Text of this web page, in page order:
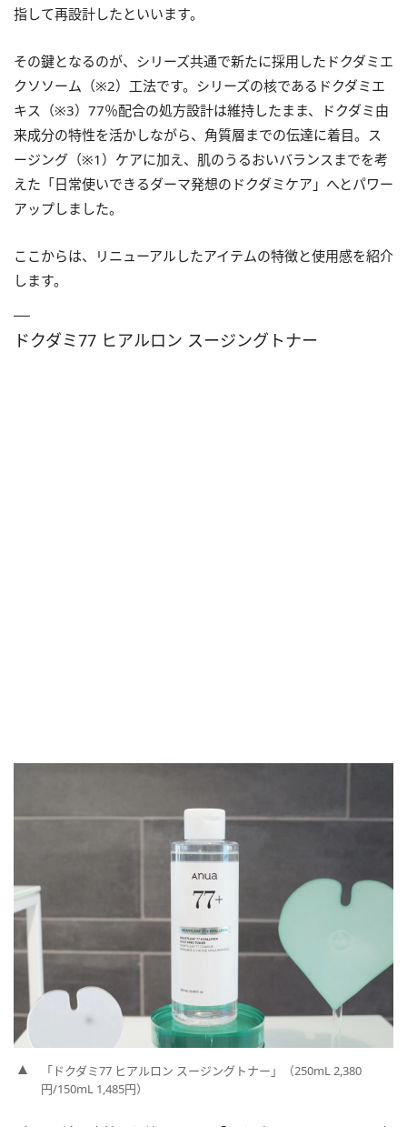
指して再設計したといいます。
その鍵となるのが、シリーズ共通で新たに採用したドクダミエ
クソソーム（※2）工法です。シリーズの核であるドクダミエ
キス（※3）77％配合の処方設計は維持したまま、ドクダミ由
来成分の特性を活かしながら、角質層までの伝達に着目。ス
ージング（※1）ケアに加え、肌のうるおいバランスまでを考
えた「日常使いできるダーマ発想のドクダミケア」へとパワー
アップしました。
ここからは、リニューアルしたアイテムの特徴と使用感を紹介
します。
ドクダミ77 ヒアルロン スージングトナー
「ドクダミ77 ヒアルロン スージングトナー」（250mL 2,380
円/150mL 1,485円）